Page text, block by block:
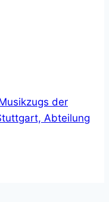
der
Abteilung